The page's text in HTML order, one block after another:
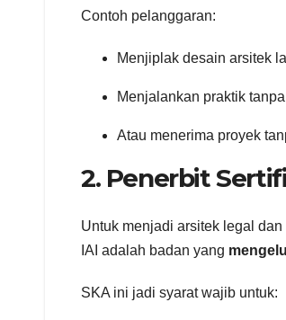
Contoh pelanggaran:
Menjiplak desain arsitek
Menjalankan praktik
Atau menerima proyek
2. Penerbit
Untuk menjadi arsitek legal
IAI adalah badan yang
SKA ini jadi syarat wajib untuk: